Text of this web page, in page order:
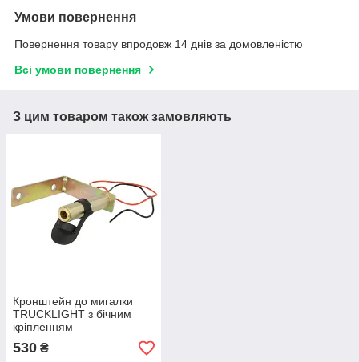
Умови повернення
Повернення товару впродовж 14 днів за домовленістю
Всі умови повернення
З цим товаром також замовляють
Кронштейн до мигалки
TRUCKLIGHT з бічним
кріпленням
530 ₴